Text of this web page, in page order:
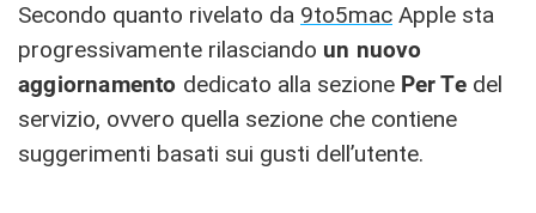
Secondo quanto rivelato da 9to5mac Apple sta
progressivamente rilasciando un nuovo
aggiornamento dedicato alla sezione Per Tedel
servizio, ovvero quella sezione che contiene
suggerimenti basati sui gusti dell’utente.